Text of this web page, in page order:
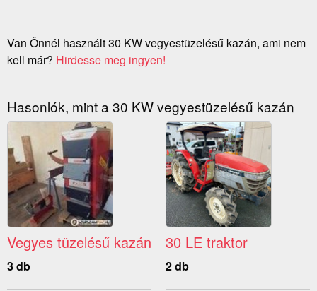
Van Önnél használt 30 KW vegyestüzelésű kazán, ami nem
kell már? Hirdesse meg ingyen!
Hasonlók, mint a 30 KW vegyestüzelésű kazán
Vegyes tüzelésű kazán
3 db
30 LE traktor
2 db